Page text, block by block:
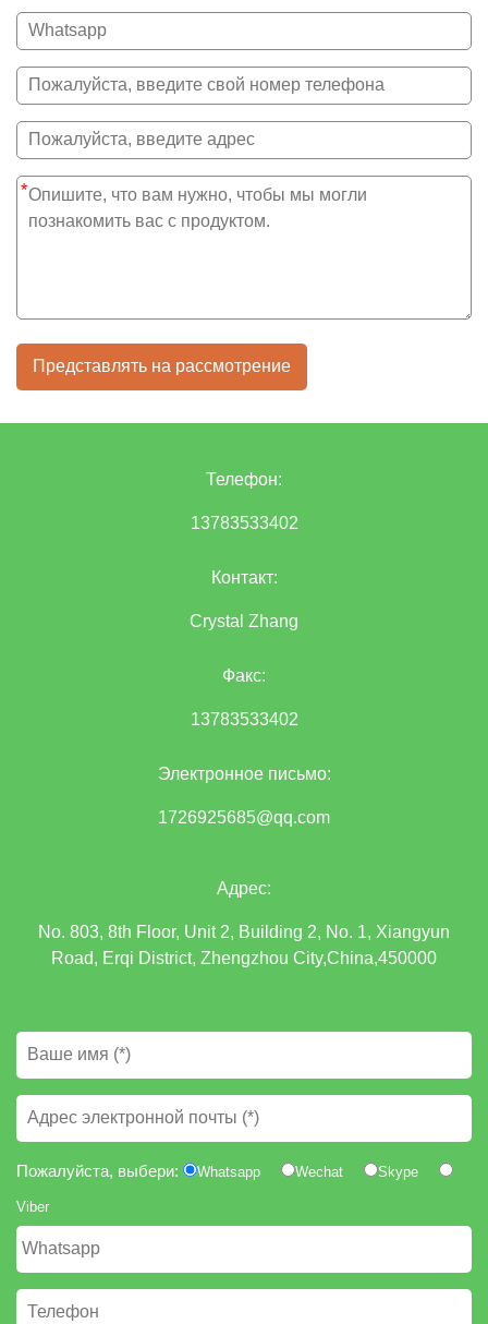
*
Представлять на рассмотрение
Телефон:
13783533402
Контакт:
Crystal Zhang
Факс:
13783533402
Электронное письмо:
1726925685@qq.com
Адрес:
No. 803, 8th Floor, Unit 2, Building 2, No. 1, Xiangyun
Road, Erqi District, Zhengzhou City,China,450000
Пожалуйста, выбери: Whatsapp Wechat Skype
Viber